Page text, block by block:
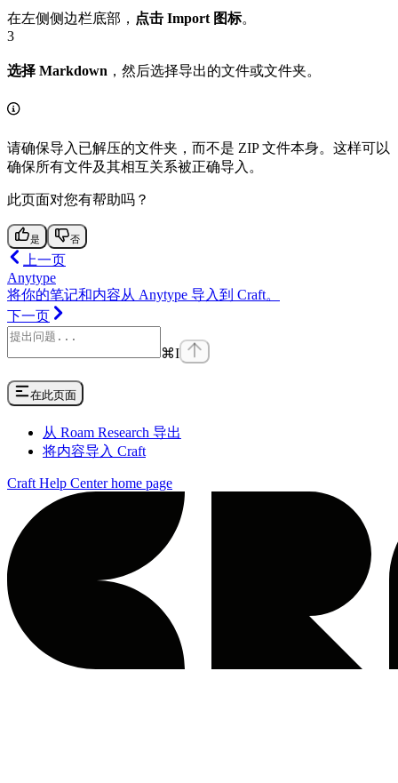
在左侧侧边栏底部， 点击 Import 图标。
3
选择 Markdown ，然后选择导出的文件或文件夹。
请确保导入已解压的文件夹，而不是 ZIP 文件本身。这样可以
确保所有文件及其相互关系被正确导入。
此页面对您有帮助吗？
是 否
上一页
Anytype
将你的笔记和内容从 Anytype 导入到 Craft。
下一页
⌘I
在此页面
从 Roam Research 导出
将内容导入 Craft
Craft Help Centerhome page